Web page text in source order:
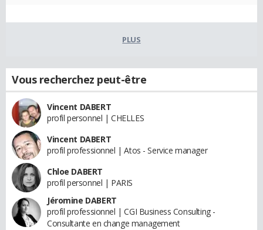
PLUS
Vous recherchez peut-être
Vincent DABERT
profil personnel | CHELLES
Vincent DABERT
profil professionnel | Atos - Service manager
Chloe DABERT
profil personnel | PARIS
Jéromine DABERT
profil professionnel | CGI Business Consulting -
Consultante en change management